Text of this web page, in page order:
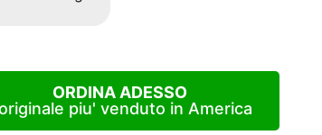
ORDINA ADESSO
piu' venduto in America